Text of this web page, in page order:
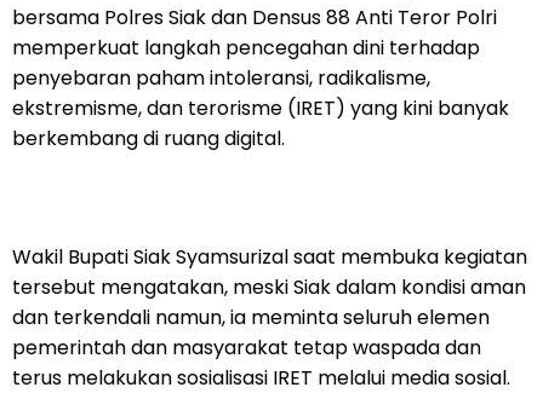
bersama Polres Siak dan Densus 88 Anti Teror Polri
memperkuat langkah pencegahan dini terhadap
penyebaran paham intoleransi, radikalisme,
ekstremisme, dan terorisme (IRET) yang kini banyak
berkembang di ruang digital.
Wakil Bupati Siak Syamsurizal saat membuka kegiatan
tersebut mengatakan, meski Siak dalam kondisi aman
dan terkendali namun, ia meminta seluruh elemen
pemerintah dan masyarakat tetap waspada dan
terus melakukan sosialisasi IRET melalui media sosial.